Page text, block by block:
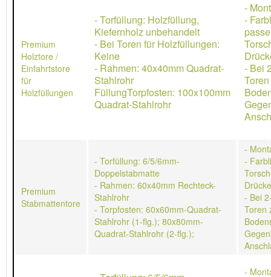
Premium
Holztore /
Einfahrtstore
für
Holzfüllungen
- Torfüllung: Holzfüllung,
Kiefernholz unbehandelt
- Bei Toren für Holzfüllungen:
Keine
- Rahmen: 40x40mm Quadrat-
Stahlrohr
FüllungTorpfosten: 100x100mm
Quadrat-Stahlrohr
-
-
- Bei
Premium
Stabmattentore
- Torfüllung: 6/5/6mm-
Doppelstabmatte
- Rahmen: 60x40mm Rechteck-
Stahlrohr
- Torpfosten: 60x60mm-Quadrat-
Stahlrohr (1-flg.); 80x80mm-
Quadrat-Stahlrohr (2-flg.);
-
-
- Bei
Toren
-